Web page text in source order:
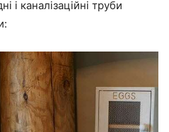
і каналізаційні труби